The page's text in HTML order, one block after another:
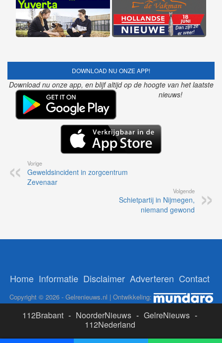
DOWNLOAD NU ONZE APP!
Download nu onze app, en blijf altijd op de hoogte van het laatste
nieuws!
Vorige
Geweldsincident in zorgcentrum
Zevenaar
Volgende
Schietpartij in Nijmegen,
niemand gewond
Home Informatie Disclaimer Adverteren Contact
Copyright © 2026 - Gelrenieuws.nl | Ontwikkeling:
112Brabant - NoorderNieuws - GelreNieuws -
112Nederland